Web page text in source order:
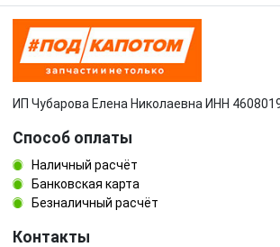
ИП Чубарова Елена Николаевна ИНН
Способ оплаты
Наличный расчёт
Банковская карта
Безналичный расчёт
Контакты